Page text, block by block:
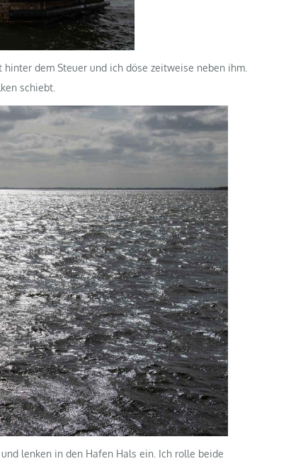
dem Steuer und ich döse zeitweise neben ihm.
schiebt.
lenken in den Hafen Hals ein. Ich rolle beide